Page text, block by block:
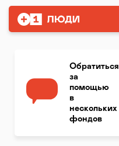
Обратиться
за
помощью
в
нескольких
фондов